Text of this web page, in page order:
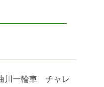
川一輪車 チャレ